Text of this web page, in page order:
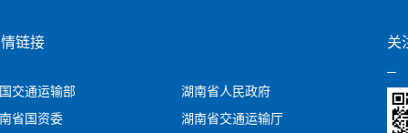
链接
交通运输部
湖南省人民政府
省国资委
湖南省交通运输厅
关